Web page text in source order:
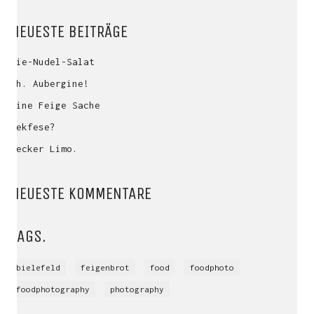
NEUESTE BEITRÄGE
Mie-Nudel-Salat
Oh. Aubergine!
Eine Feige Sache
Kekfese?
Lecker Limo.
NEUESTE KOMMENTARE
TAGS.
bielefeld feigenbrot food foodphoto
foodphotography photography
HUNGER AUF EIGENE BILDER?